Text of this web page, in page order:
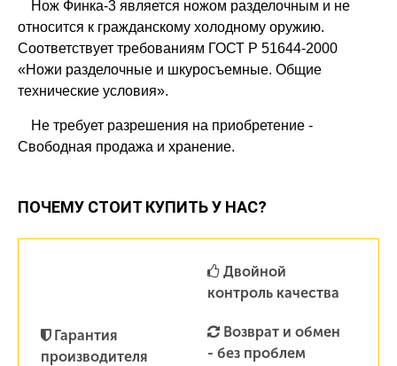
Нож Финка-3 является ножом разделочным и не
относится к гражданскому холодному оружию.
Соответствует требованиям ГОСТ Р 51644-2000
«Ножи разделочные и шкуросъемные. Общие
технические условия».
Не требует разрешения на приобретение -
Свободная продажа и хранение.
ПОЧЕМУ СТОИТ КУПИТЬ У НАС?
Гарантия
производителя
Двойной
контроль качества
Возврат и обмен
- без проблем